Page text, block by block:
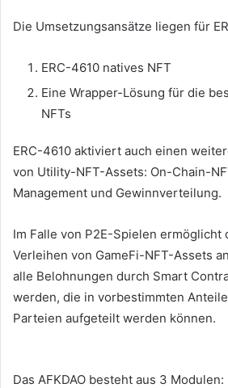
Die Umsetzungsansätze liegen für
ERC-4610 natives NFT
Eine Wrapper-Lösung für die
NFTs
ERC-4610 aktiviert auch einen
von Utility-NFT-Assets: On-Chain-
Management und Gewinnverteilung.
Im Falle von P2E-Spielen ermöglicht
Verleihen von GameFi-NFT-Assets
alle Belohnungen durch Smart
werden, die in vorbestimmten
Parteien aufgeteilt werden können.
Das AFKDAO besteht aus 3 Modulen: